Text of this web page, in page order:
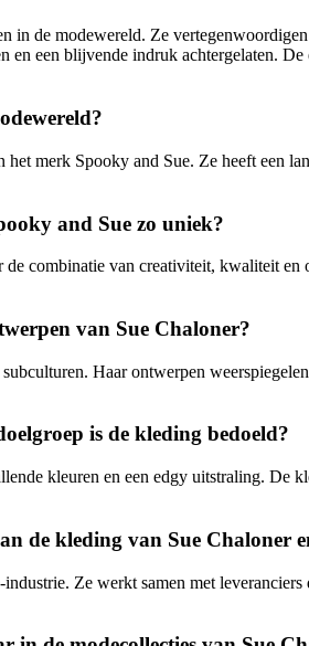
de modewereld. Ze
en een blijvende indruk achtergelaten.
merk Spooky and Sue. Ze heeft een
and Sue zo uniek?
combinatie van creativiteit, kwaliteit
van Sue Chaloner?
Haar ontwerpen
is de kleding bedoeld?
kleuren en een edgy uitstraling. De
de kleding van Sue Chaloner
Ze werkt samen met